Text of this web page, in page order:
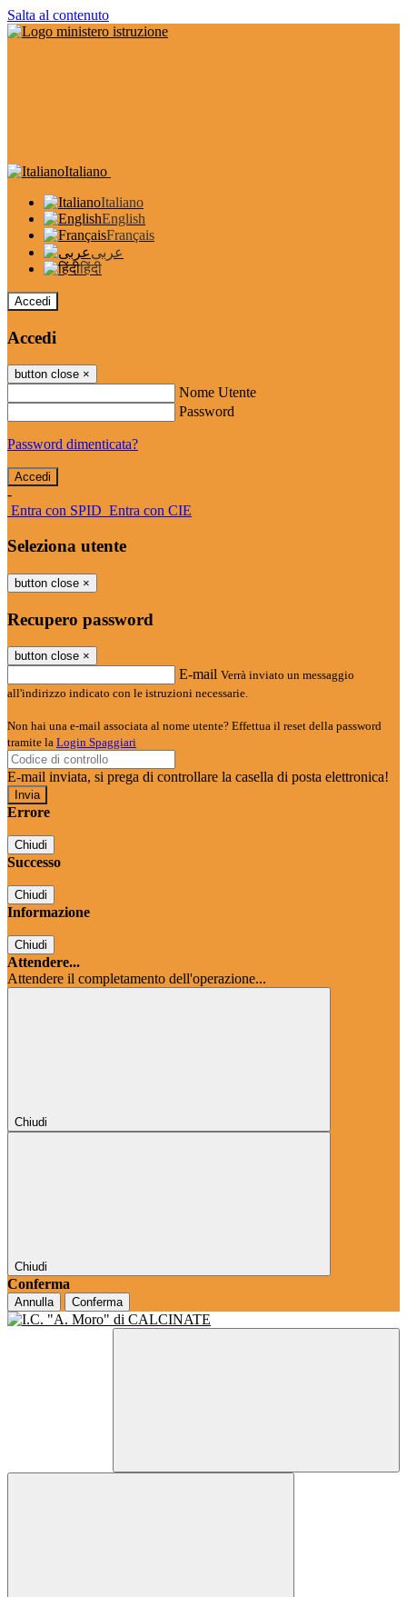
Salta al contenuto
Italiano
Italiano
English
Français
عربى
हिंदी
Accedi
Accedi
button close ×
Nome Utente
Password
Password dimenticata?
-
Entra con SPID Entra con CIE
Seleziona utente
button close ×
Recupero password
button close ×
E-mail Verrà inviato un messaggio
all'indirizzo indicato con le istruzioni necessarie.
Non hai una e-mail associata al nome utente? Effettua il reset della password
tramite la Login Spaggiari
E-mail inviata, si prega di controllare la casella di posta elettronica!
Errore
Chiudi
Successo
Chiudi
Informazione
Chiudi
Attendere...
Attendere il completamento dell'operazione...
Chiudi
Chiudi
Conferma
Annulla Conferma